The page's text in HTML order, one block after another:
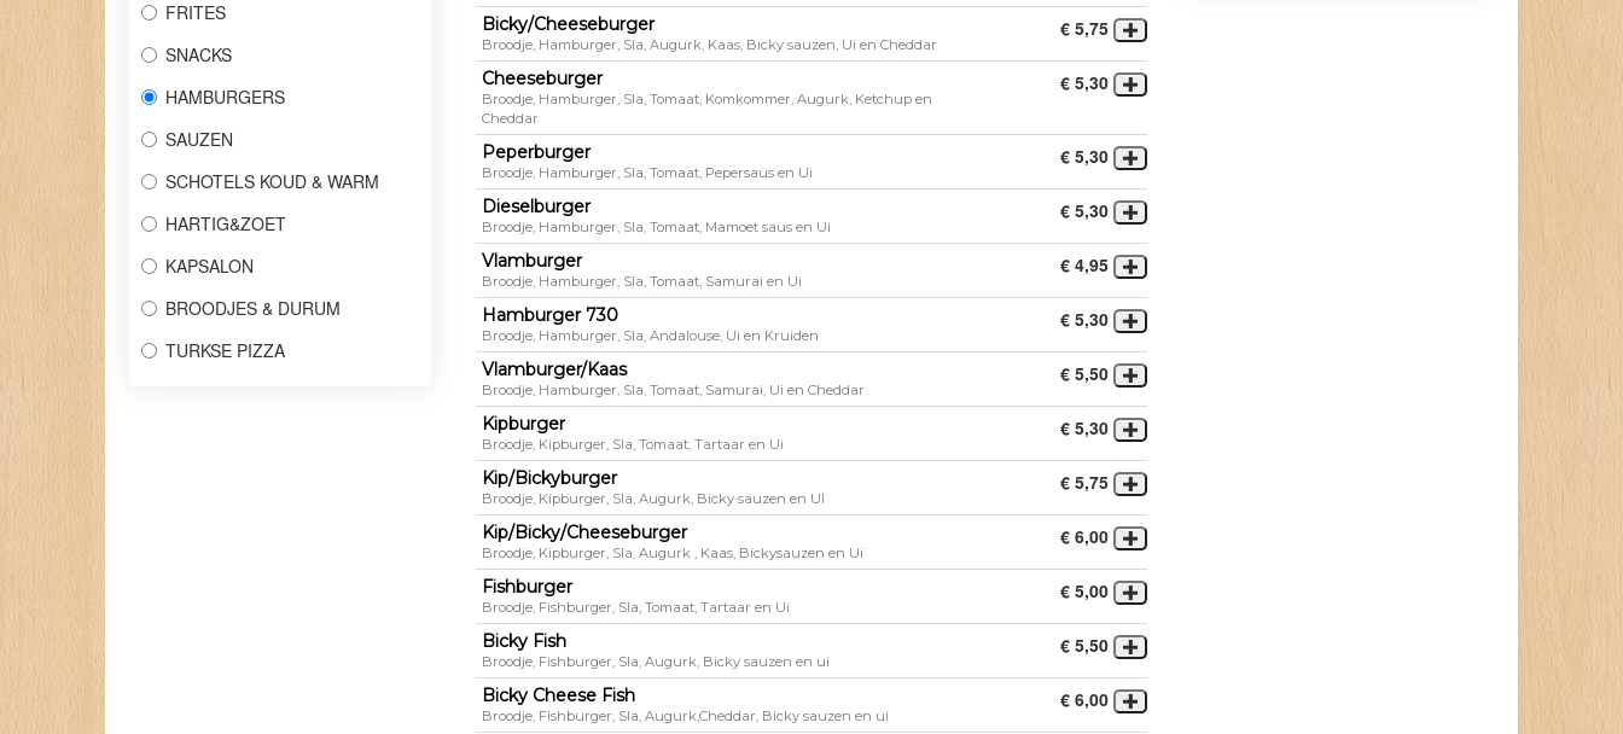
FRITES
SNACKS
HAMBURGERS
SAUZEN
SCHOTELS KOUD & WARM
HARTIG&ZOET
KAPSALON
BROODJES & DURUM
TURKSE PIZZA
Bicky/Cheeseburger
Broodje, Hamburger, Sla, Augurk, Kaas, Bicky sauzen, Ui en Cheddar
€ 5,75
Cheeseburger
Broodje, Hamburger, Sla, Tomaat, Komkommer, Augurk, Ketchup en
Cheddar
€ 5,30
Peperburger
Broodje, Hamburger, Sla, Tomaat, Pepersaus en Ui
€ 5,30
Dieselburger
Broodje, Hamburger, Sla, Tomaat, Mamoet saus en Ui
€ 5,30
Vlamburger
Broodje, Hamburger, Sla, Tomaat, Samurai en Ui
€ 4,95
Hamburger 730
Broodje, Hamburger, Sla, Andalouse, Ui en Kruiden
€ 5,30
Vlamburger/Kaas
Broodje, Hamburger, Sla, Tomaat, Samurai, Ui en Cheddar
€ 5,50
Kipburger
Broodje, Kipburger, Sla, Tomaat, Tartaar en Ui
€ 5,30
Kip/Bickyburger
Broodje, Kipburger, Sla, Augurk, Bicky sauzen en UI
€ 5,75
Kip/Bicky/Cheeseburger
Broodje, Kipburger, Sla, Augurk , Kaas, Bickysauzen en Ui
€ 6,00
Fishburger
Broodje, Fishburger, Sla, Tomaat, Tartaar en Ui
€ 5,00
Bicky Fish
Broodje, Fishburger, Sla, Augurk, Bicky sauzen en ui
€ 5,50
Bicky Cheese Fish
Broodje, Fishburger, Sla, Augurk,Cheddar, Bicky sauzen en ui
€ 6,00